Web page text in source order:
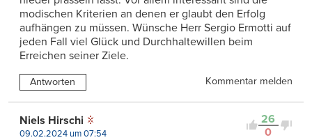
modischen Kriterien an denen er glaubt den Erfolg
aufhängen zu müssen. Wünsche Herr Sergio Ermotti auf
jeden Fall viel Glück und Durchhaltewillen beim
Erreichen seiner Ziele.
Antworten Kommentar melden
26
0
Niels Hirschi
09.02.2024 um 07:54